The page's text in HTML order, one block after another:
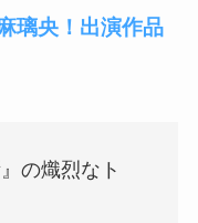
璃央！出演作品
の熾烈なト